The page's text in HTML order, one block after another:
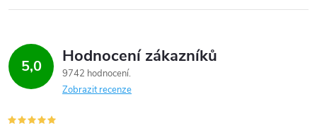
5,0 Hodnocení zákazníků
9742 hodnocení
Zobrazit recenze